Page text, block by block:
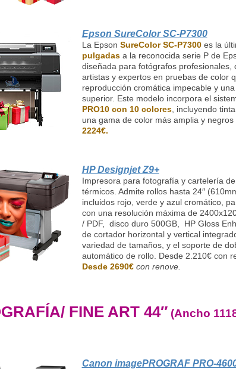
Epson SureColor SC-P7300
La Epson SureColor SC-P7300es la
pulgadasa la reconocida serie P de
diseñada para fotógrafos profesionales,
artistas y expertos en pruebas de color
reproducción cromática impecable y
superior. Este modelo incorpora el
PRO10 con 10 colores, incluyendo tinta
una gama de color más amplia y negros
2224€.
HP Designjet Z9+
Impresora para fotografía y cartelería
térmicos. Admite rollos hasta 24″
incluidos rojo, verde y azul cromático,
con una resolución máxima de
/ PDF, disco duro 500GB, HP Gloss
de cortador horizontal y vertical
variedad de tamaños, y el soporte de
automático de rollo. Desde 2.210€ con
Desde 2690€ con renove.
FINE ART 44″ (Ancho
Canon imagePROGRAF PRO-